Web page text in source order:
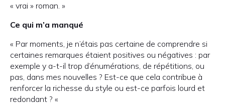
« vrai » roman. »
Ce qui m’a manqué
« Par moments, je n’étais pas certaine de comprendre si
certaines remarques étaient positives ou négatives : par
exemple y a-t-il trop d’énumérations, de répétitions, ou
pas, dans mes nouvelles ? Est-ce que cela contribue à
renforcer la richesse du style ou est-ce parfois lourd et
redondant ? «